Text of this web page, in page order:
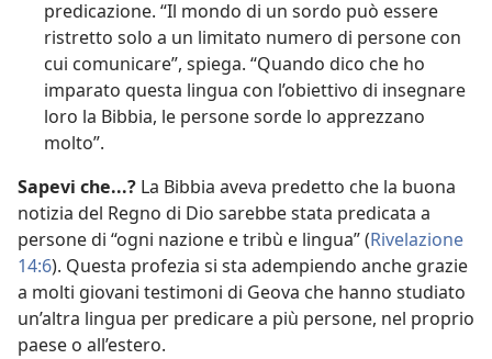
predicazione. “Il mondo di un sordo può essere
ristretto solo a un limitato numero di persone con
cui comunicare”, spiega. “Quando dico che ho
imparato questa lingua con l’obiettivo di insegnare
loro la Bibbia, le persone sorde lo apprezzano
molto”.
Sapevi che...? La Bibbia aveva predetto che la buona
notizia del Regno di Dio sarebbe stata predicata a
persone di “ogni nazione e tribù e lingua” (Rivelazione
14:6). Questa profezia si sta adempiendo anche grazie
a molti giovani testimoni di Geova che hanno studiato
un’altra lingua per predicare a più persone, nel proprio
paese o all’estero.